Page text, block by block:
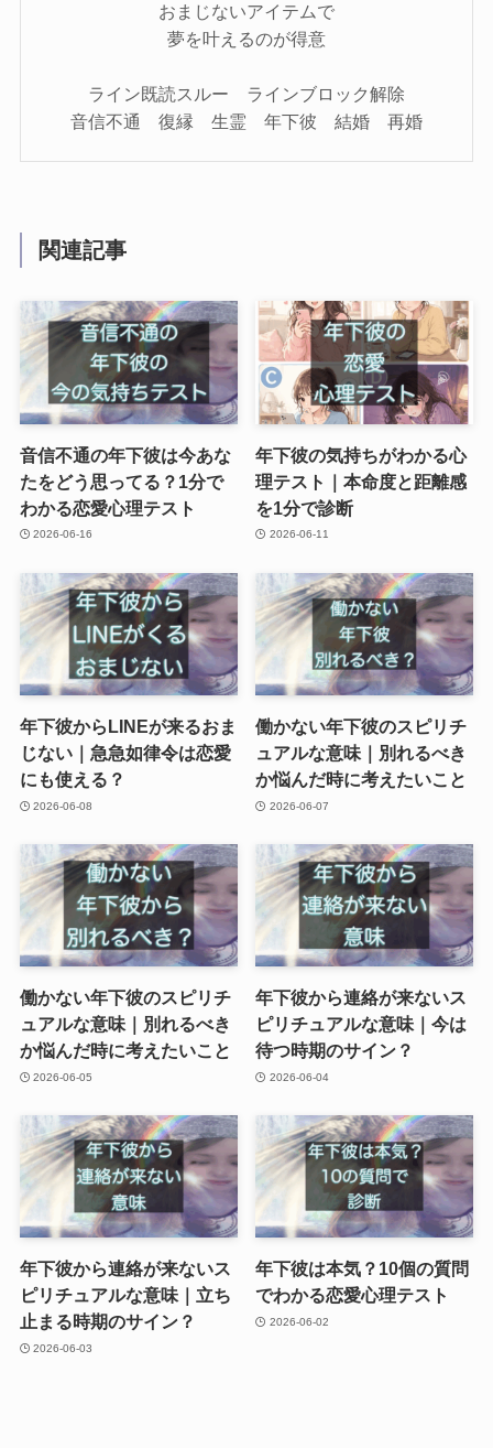
おまじないアイテムで
夢を叶えるのが得意
ライン既読スルー ラインブロック解除
音信不通 復縁 生霊 年下彼 結婚 再婚
関連記事
音信不通の年下彼は今あな
たをどう思ってる？1分で
わかる恋愛心理テスト
2026-06-16
年下彼の気持ちがわかる心
理テスト｜本命度と距離感
を1分で診断
2026-06-11
年下彼からLINEが来るおま
じない｜急急如律令は恋愛
にも使える？
2026-06-08
働かない年下彼のスピリチ
ュアルな意味｜別れるべき
か悩んだ時に考えたいこと
2026-06-07
働かない年下彼のスピリチ
ュアルな意味｜別れるべき
か悩んだ時に考えたいこと
2026-06-05
年下彼から連絡が来ないス
ピリチュアルな意味｜今は
待つ時期のサイン？
2026-06-04
年下彼から連絡が来ないス
ピリチュアルな意味｜立ち
止まる時期のサイン？
2026-06-03
年下彼は本気？10個の質問
でわかる恋愛心理テスト
2026-06-02